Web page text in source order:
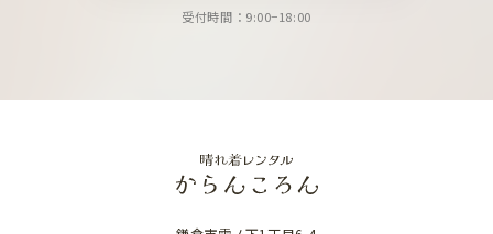
受付時間：9:00−18:00